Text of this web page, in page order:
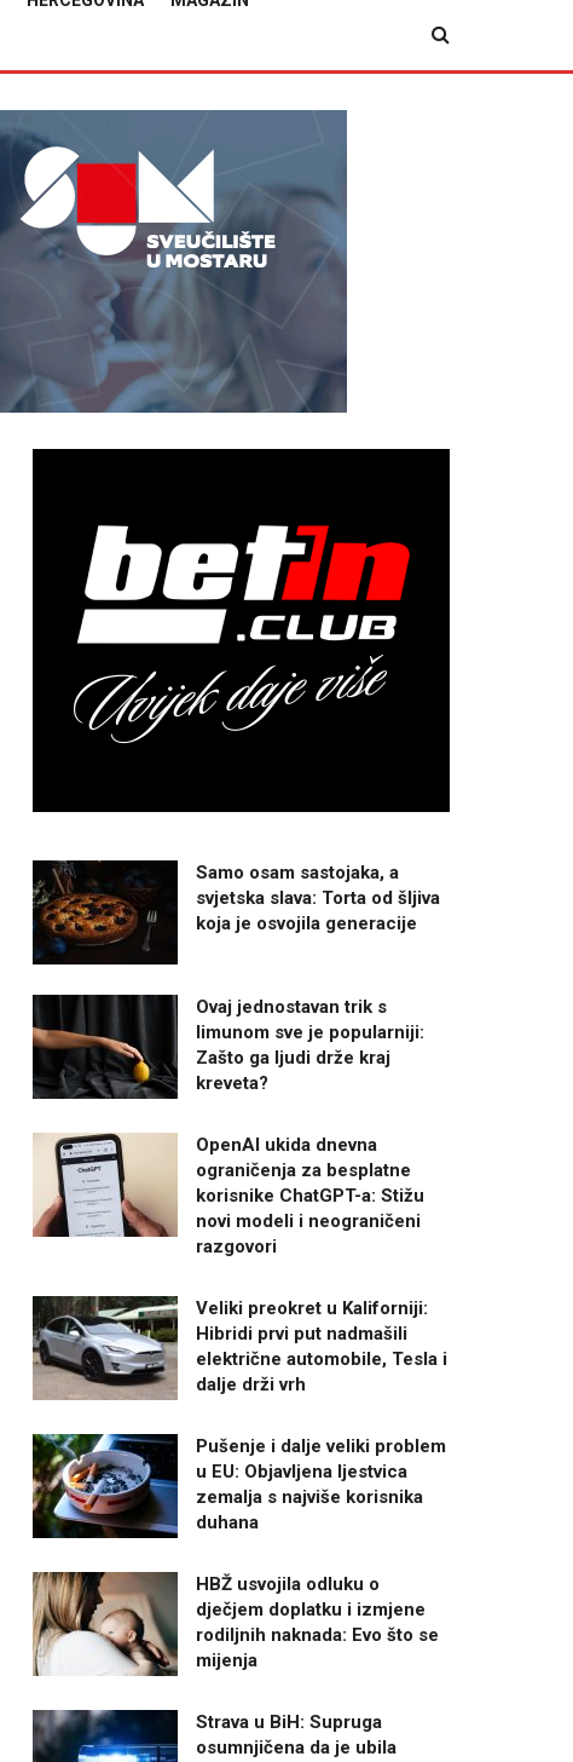
Samo osam sastojaka, a
svjetska slava: Torta od šljiva
koja je osvojila generacije
Ovaj jednostavan trik s
limunom sve je popularniji:
Zašto ga ljudi drže kraj
kreveta?
OpenAI ukida dnevna
ograničenja za besplatne
korisnike ChatGPT-a: Stižu
novi modeli i neograničeni
razgovori
Veliki preokret u Kaliforniji:
Hibridi prvi put nadmašili
električne automobile, Tesla i
dalje drži vrh
Pušenje i dalje veliki problem
u EU: Objavljena ljestvica
zemalja s najviše korisnika
duhana
HBŽ usvojila odluku o
dječjem doplatku i izmjene
rodiljnih naknada: Evo što se
mijenja
Strava u BiH: Supruga
osumnjičena da je ubila